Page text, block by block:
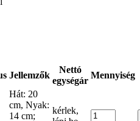
Jellemzők
Nettó
egységár
Mennyiség
Hát: 20
cm, Nyak:
14 cm;
kérlek,